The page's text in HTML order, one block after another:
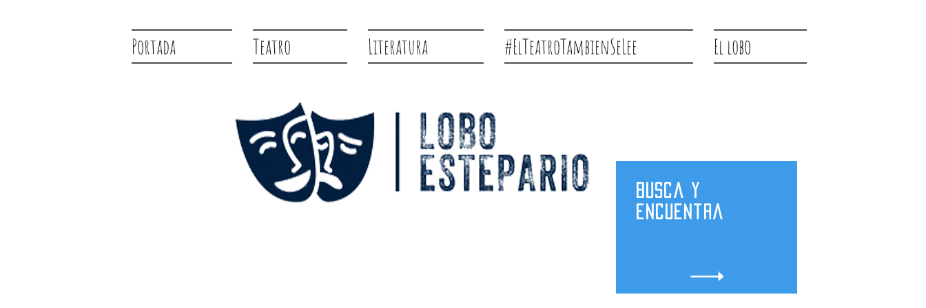
Portada Teatro Literatura #ElTeatroTambienSeLee El lobo
Busca y
encuentra